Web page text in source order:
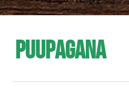
Puupagana